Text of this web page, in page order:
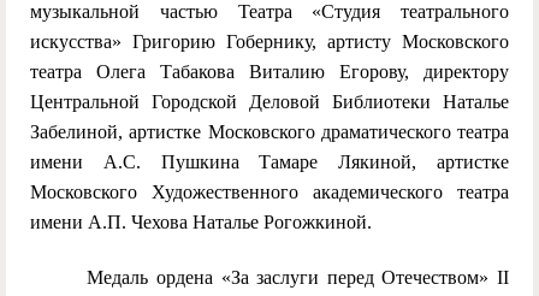
музыкальной частью Театра «Студия театрального
искусства» Григорию Гобернику, артисту Московского
театра Олега Табакова Виталию Егорову, директору
Центральной Городской Деловой Библиотеки Наталье
Забелиной, артистке Московского драматического театра
имени А.С. Пушкина Тамаре Лякиной, артистке
Московского Художественного академического театра
имени А.П. Чехова Наталье Рогожкиной.
Медаль ордена «За заслуги перед Отечеством» II